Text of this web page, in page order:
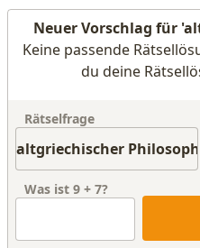
Neuer Vorschlag für
Keine passende
du deine
Rätselfrage
Was ist 9 + 7?